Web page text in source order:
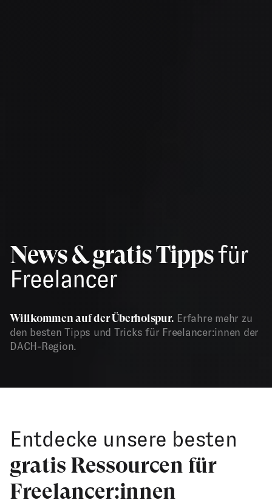
News & gratis Tippsfür
Freelancer
Willkommen auf der Überholspur. Erfahre mehr zu
den besten Tipps und Tricks für Freelancer:innen der
DACH-Region.
Entdecke unsere besten
gratis Ressourcen für
Freelancer:innen